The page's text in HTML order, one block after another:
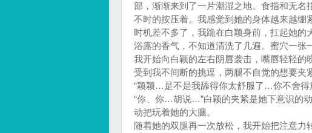
部，渐渐来到了一片潮湿之地。食指和无
不时的按压着。我感觉到她的身体越来越绷
时机差不多了，我跪在白颖身前，扛起她
浴露的香气，不知道清洗了几遍。蜜穴一张
我开始向白颖的左右阴唇袭击，嘴唇轻轻
受到我不间断的挑逗，两腿不自觉的想要夹
“颖颖…是不是我舔得你太舒服了…你不舍
“你、你…胡说…”白颖的夹紧是她下意识的
动把玩着她的大腿。
随着她的双腿再一次放松，我开始把注意